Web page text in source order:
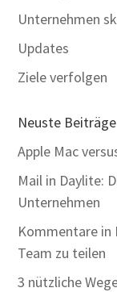
Unternehmen
Updates
Ziele verfolgen
Neuste Beiträge
Apple Mac
Mail in Daylite:
Unternehmen
Kommentare in
Team zu teilen
3 nützliche